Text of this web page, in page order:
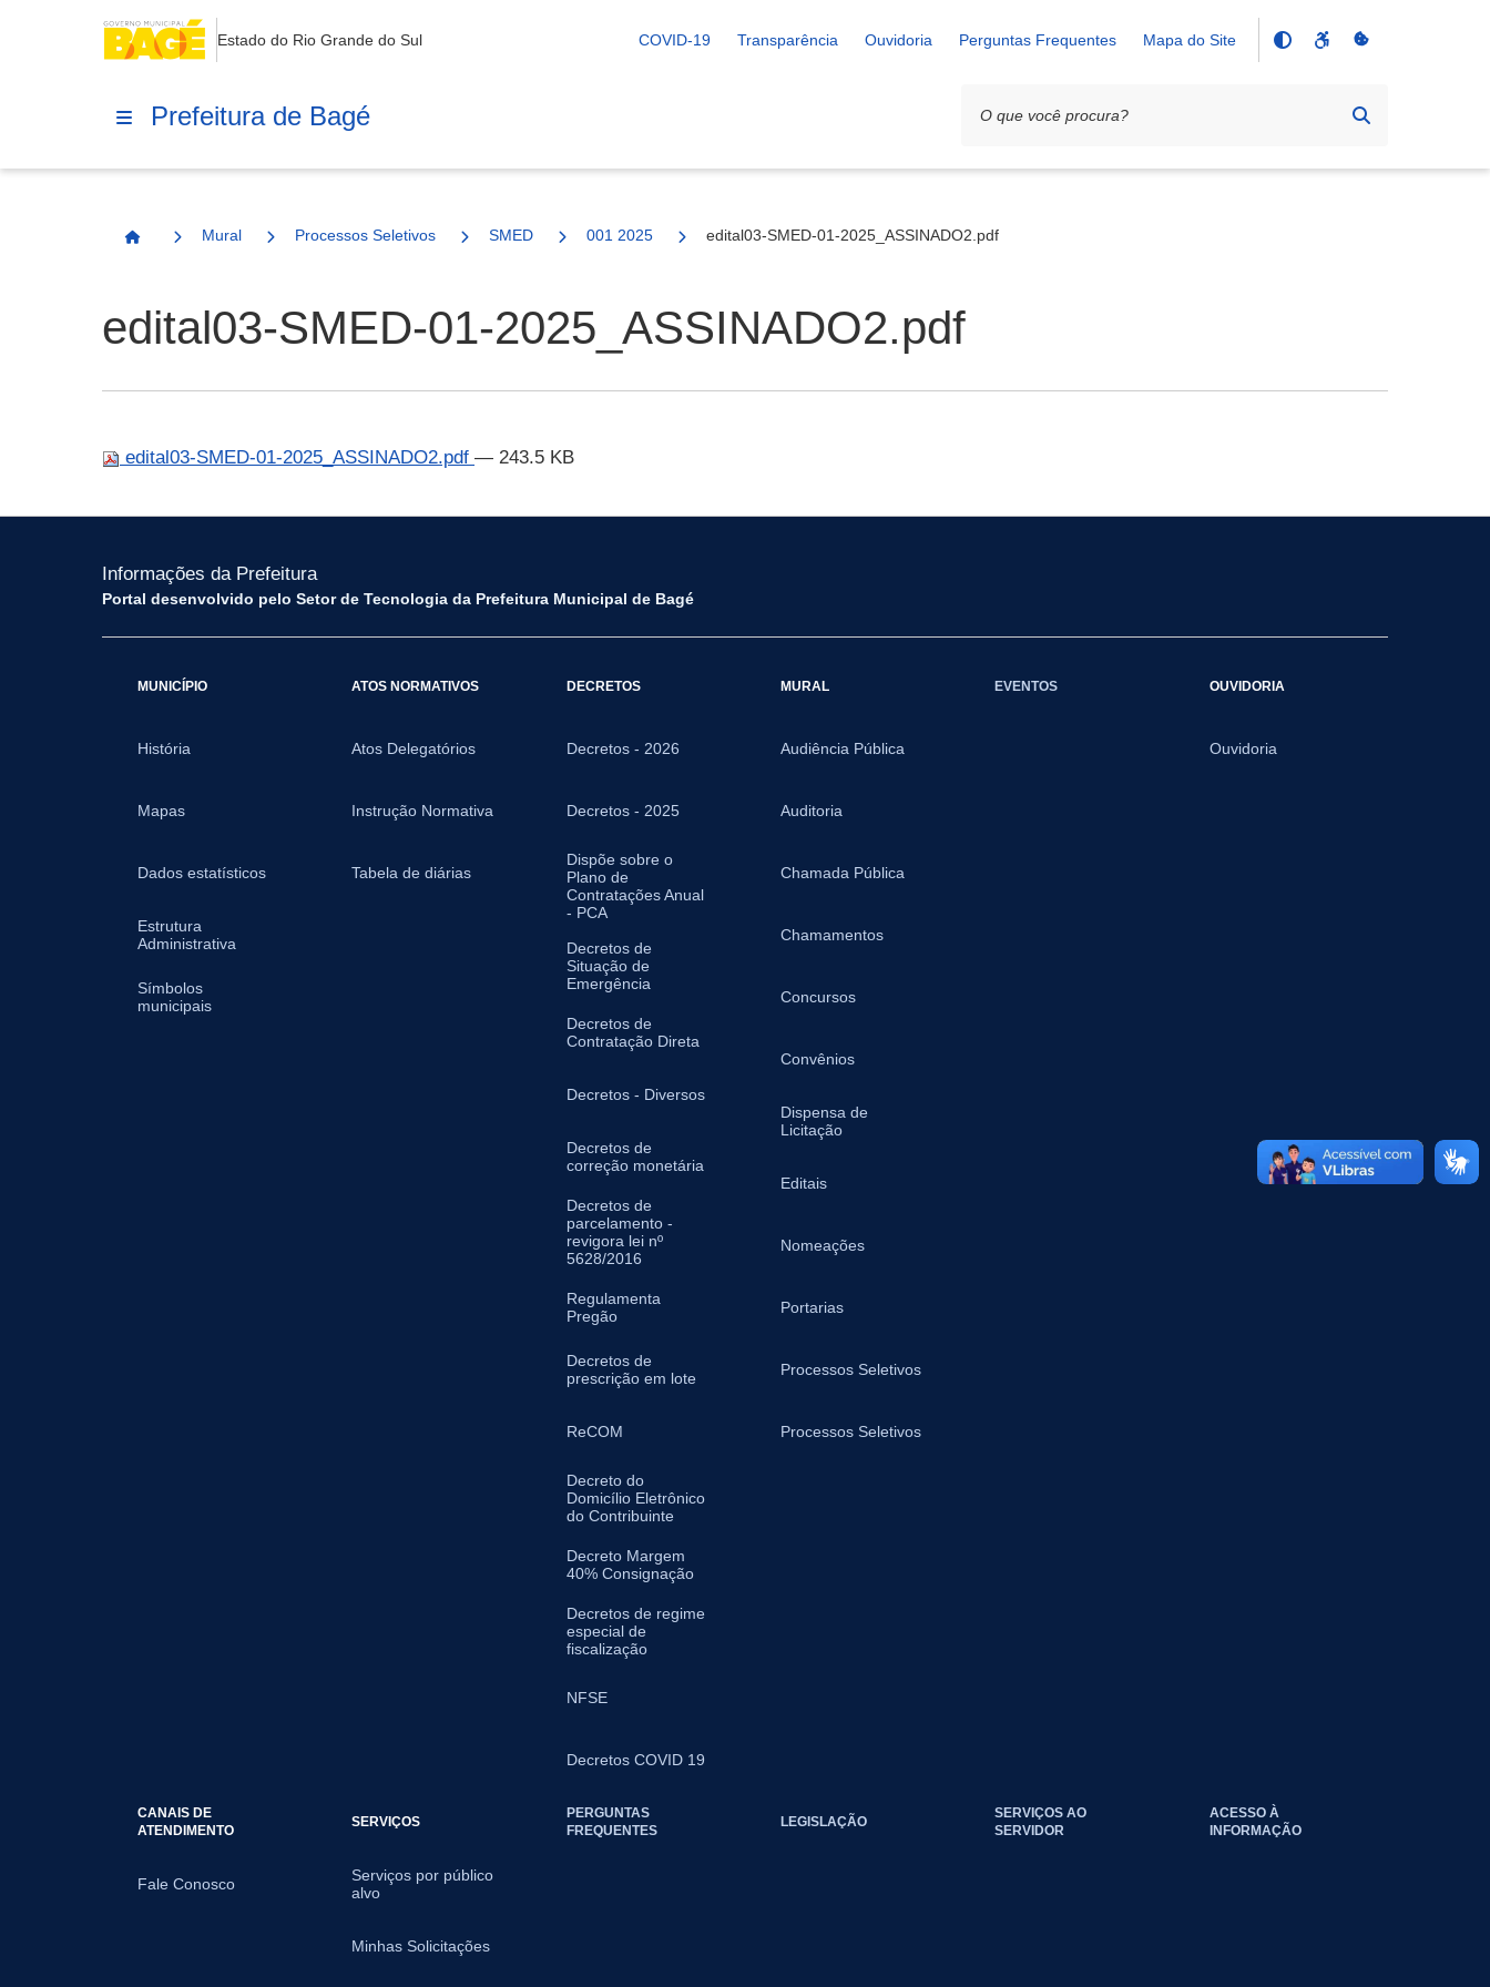
Estado do Rio Grande do Sul COVID-19 Transparência Ouvidoria Perguntas Frequentes Mapa do Site
Prefeitura de Bagé
Página Inicial
Mural Processos Seletivos SMED 001 2025 edital03-SMED-01-2025_ASSINADO2.pdf
edital03-SMED-01-2025_ASSINADO2.pdf
edital03-SMED-01-2025_ASSINADO2.pdf — 243.5 KB
Informações da Prefeitura
Portal desenvolvido pelo Setor de Tecnologia da Prefeitura Municipal de Bagé
MUNICÍPIO
História
Mapas
Dados estatísticos
Estrutura
Administrativa
Símbolos
municipais
ATOS NORMATIVOS
Atos Delegatórios
Instrução Normativa
Tabela de diárias
DECRETOS
Decretos - 2026
Decretos - 2025
Dispõe sobre o
Plano de
Contratações Anual
- PCA
Decretos de
Situação de
Emergência
Decretos de
Contratação Direta
Decretos - Diversos
Decretos de
correção monetária
Decretos de
parcelamento -
revigora lei nº
5628/2016
Regulamenta
Pregão
Decretos de
prescrição em lote
ReCOM
Decreto do
Domicílio Eletrônico
do Contribuinte
Decreto Margem
40% Consignação
Decretos de regime
especial de
fiscalização
NFSE
Decretos COVID 19
MURAL
Audiência Pública
Auditoria
Chamada Pública
Chamamentos
Concursos
Convênios
Dispensa de
Licitação
Editais
Nomeações
Portarias
Processos Seletivos
Processos Seletivos
EVENTOS OUVIDORIA
Ouvidoria
CANAIS DE
ATENDIMENTO
Fale Conosco
SERVIÇOS
Serviços por público
alvo
Minhas Solicitações
PERGUNTAS
FREQUENTES
LEGISLAÇÃO
SERVIÇOS AO
SERVIDOR
ACESSO À
INFORMAÇÃO